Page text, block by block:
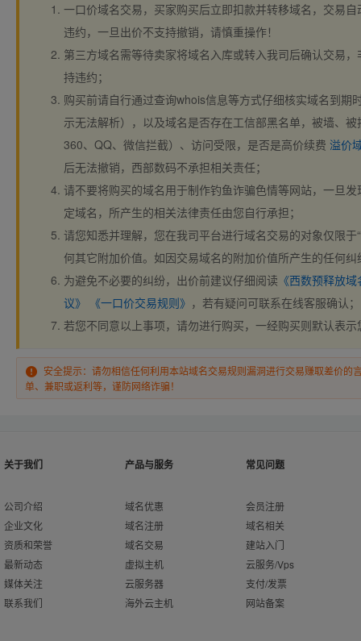
一口价域名交易，买家购买后立即扣款并转移域名，交易
违约，一旦出价不支持撤销，请慎重操作！
第三方域名需等待卖家将域名入库或转入我司后确认交易
持违约；
购买前请自行通过查询whois信息等方式仔细核实域名到期
示无法解析），以及域名是否存在工信部黑名单，被墙、
360、QQ、微信拦截）、访问受限，是否是高价续费 溢价
后无法撤销，西部数码不承担相关责任；
请不要将购买的域名用于制作钓鱼诈骗色情等网站，一旦
定域名，所产生的相关法律责任由您自行承担；
请您知悉并理解，您在我司平台进行域名交易的对象仅限于
何其它附加价值。如因交易域名的附加价值所产生的任何
为避免不必要的纠纷，出价前建议仔细阅读 《西数预释放
议》
《一口价交易规则》 ，若有疑问可联系在线客服确认；
若您不同意以上事项，请勿进行购买，一经购买则默认表
安全提示：请勿相信任何利用本站域名交易规则漏洞进行交易赚取差价的
单、兼职或返利等，谨防网络诈骗！
关于我们
公司介绍
企业文化
资质和荣誉
最新动态
媒体关注
联系我们
产品与服务
域名优惠
域名注册
域名交易
虚拟主机
云服务器
海外云主机
常见问题
会员注册
域名相关
建站入门
云服务/Vps
支付/发票
网站备案